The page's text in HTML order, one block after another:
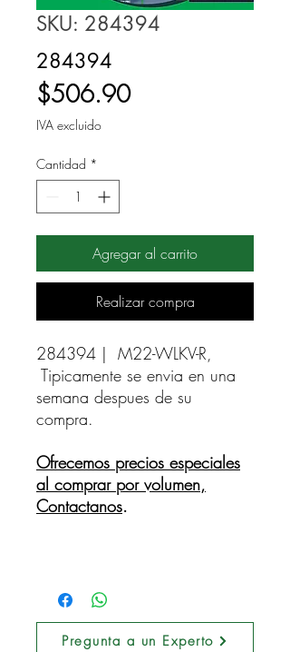
SKU: 284394
284394
$506.90Precio
IVA excluido
Cantidad *
Agregar al carrito
Realizar compra
284394 |  M22-WLKV-R,
Tipicamente se envia en una
semana despues de su
compra.
Ofrecemos precios especiales
al comprar por volumen,
Contactanos.
Pregunta a un Experto